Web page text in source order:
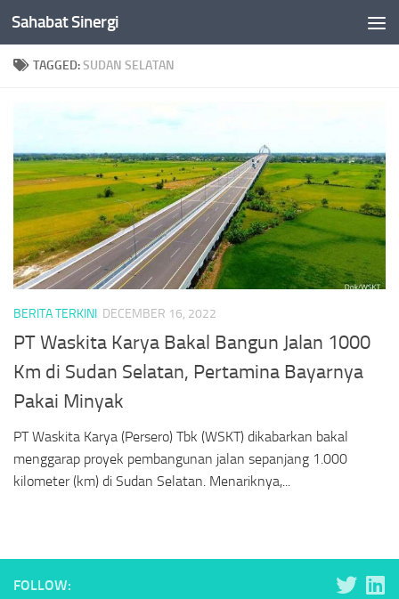
Skip to content
Sahabat Sinergi
TAGGED:SUDAN SELATAN
BERITA TERKINI DECEMBER 16, 2022
PT Waskita Karya Bakal Bangun Jalan 1000
Km di Sudan Selatan, Pertamina Bayarnya
Pakai Minyak
PT Waskita Karya (Persero) Tbk (WSKT) dikabarkan bakal
menggarap proyek pembangunan jalan sepanjang 1.000
kilometer (km) di Sudan Selatan. Menariknya,...
FOLLOW: